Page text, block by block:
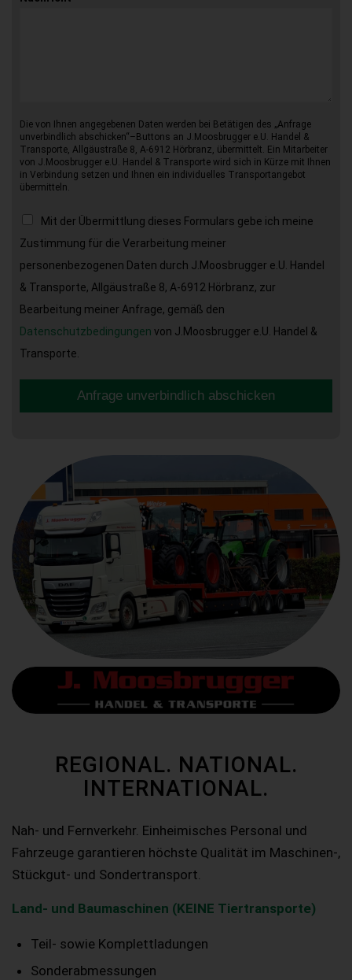
Die von Ihnen angegebenen Daten werden bei Betätigen des „Anfrage
unverbindlich abschicken“–Buttons an J.Moosbrugger e.U. Handel &
Transporte, Allgäustraße 8, A-6912 Hörbranz, übermittelt. Ein Mitarbeiter
von J.Moosbrugger e.U. Handel & Transporte wird sich in Kürze mit Ihnen
in Verbindung setzen und Ihnen ein individuelles Transportangebot
übermitteln.
Mit der Übermittlung dieses Formulars gebe ich meine
Zustimmung für die Verarbeitung meiner
personenbezogenen Daten durch J.Moosbrugger e.U. Handel
& Transporte, Allgäustraße 8, A-6912 Hörbranz, zur
Bearbeitung meiner Anfrage, gemäß den
Datenschutzbedingungen von J.Moosbrugger e.U. Handel &
Transporte.
Anfrage unverbindlich abschicken
REGIONAL. NATIONAL.
INTERNATIONAL.
Nah- und Fernverkehr. Einheimisches Personal und
Fahrzeuge garantieren höchste Qualität im Maschinen-,
Stückgut- und Sondertransport.
Land- und Baumaschinen (KEINE Tiertransporte)
Teil- sowie Komplettladungen
Sonderabmessungen